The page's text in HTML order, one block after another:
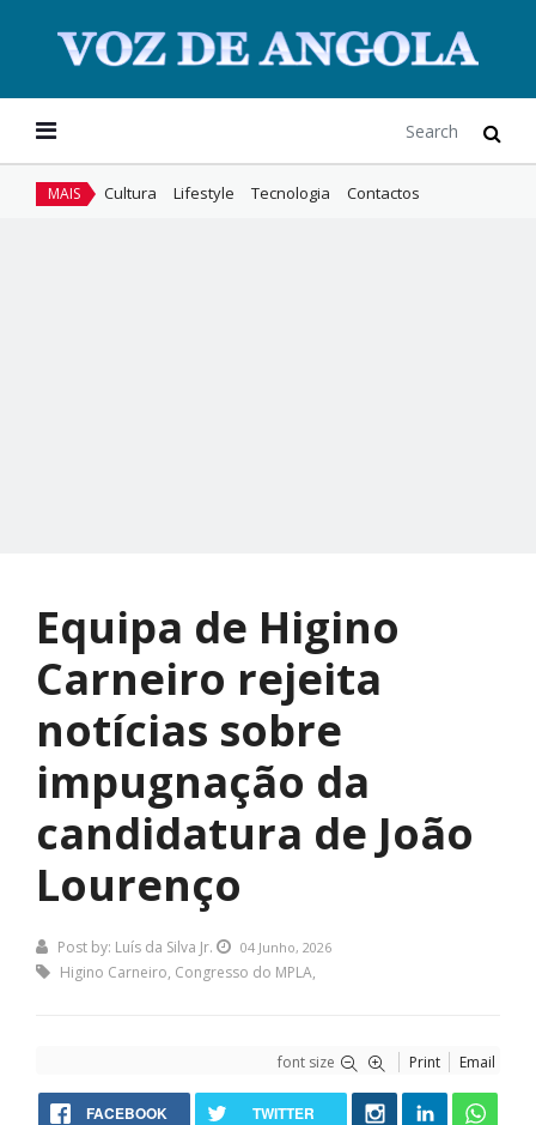
MAIS Cultura Lifestyle Tecnologia Contactos
Equipa de Higino
Carneiro rejeita
notícias sobre
impugnação da
candidatura de João
Lourenço
Post by: Luís da Silva Jr. 04 Junho, 2026
Higino Carneiro, Congresso do MPLA,
font size Print Email
FACEBOOK TWITTER